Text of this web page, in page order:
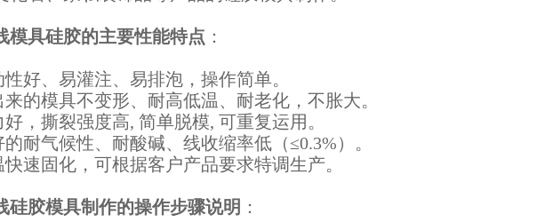
模具硅胶的主要性能特点 ：
性好、易灌注、易排泡，操作简单。
来的模具不变形、耐高低温、耐老化，不胀大。
好，撕裂强度高, 简单脱模, 可重复运用。
的耐气候性、耐酸碱、线收缩率低（≤0.3%）。
快速固化，可根据客户产品要求特调生产。
硅胶模具制作的操作步骤说明 ：